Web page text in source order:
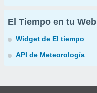
El Tiempo en tu Web
Widget de El tiempo
API de Meteorología